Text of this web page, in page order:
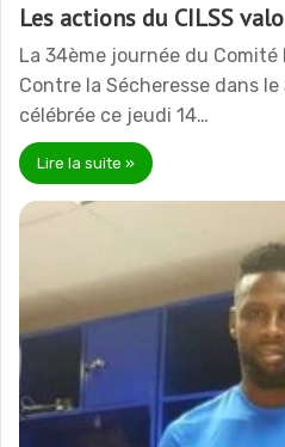
Les actions du CILSS
La 34ème journée du
Contre la Sécheresse dans le
célébrée ce jeudi 14…
Lire la suite »